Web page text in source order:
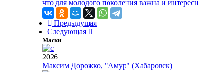
Предыдущая
Следующая
Маски
2026
Максим Дорожко, "Амур" (Хабаровск)